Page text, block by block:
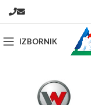
IZBORNIK